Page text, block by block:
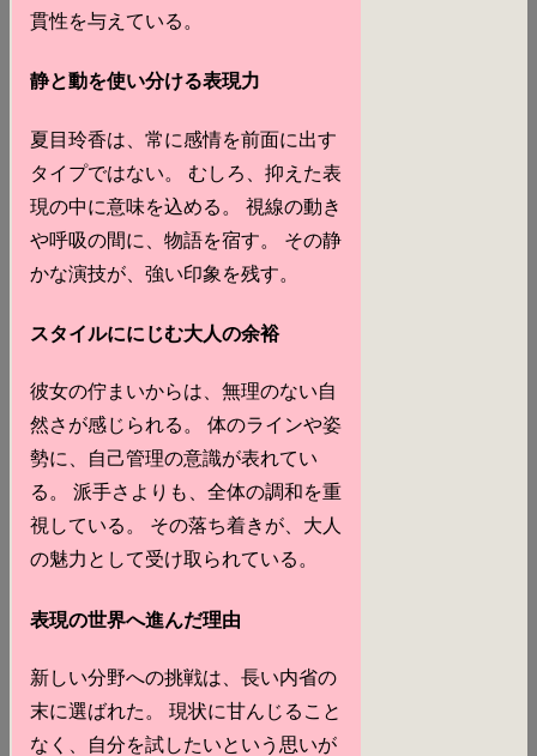
貫性を与えている。
静と動を使い分ける表現力
夏目玲香は、常に感情を前面に出す
タイプではない。 むしろ、抑えた表
現の中に意味を込める。 視線の動き
や呼吸の間に、物語を宿す。 その静
かな演技が、強い印象を残す。
スタイルににじむ大人の余裕
彼女の佇まいからは、無理のない自
然さが感じられる。 体のラインや姿
勢に、自己管理の意識が表れてい
る。 派手さよりも、全体の調和を重
視している。 その落ち着きが、大人
の魅力として受け取られている。
表現の世界へ進んだ理由
新しい分野への挑戦は、長い内省の
末に選ばれた。 現状に甘んじること
なく、自分を試したいという思いが